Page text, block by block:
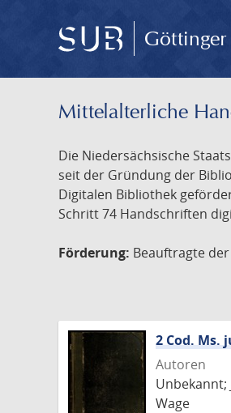
Mittelalterliche
Die Niedersächsische
seit der Gründung der
Digitalen Bibliothek
Schritt 74 Handschriften
Förderung: Beauftragte
2 Cod. Ms.
Autoren
Unbekannt;
Wage